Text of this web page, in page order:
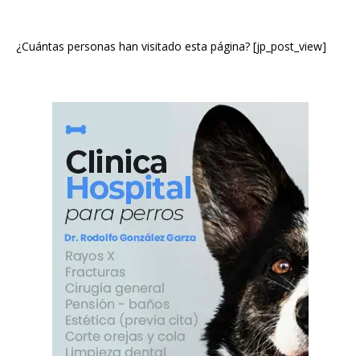
¿Cuántas personas han visitado esta página? [jp_post_view]